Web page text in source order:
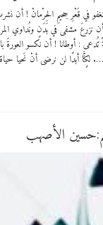
في قَعْرِ جحيمِ الحِرْمانْ ! أن
نزرعَ مشفى في بَدَنٍ ونُداوي
تُدعى : أوطانا ! أن نكسو العورةَ
لكٍنَّا أبدًا لن نرضى أنْ نَحيا
الأصهب